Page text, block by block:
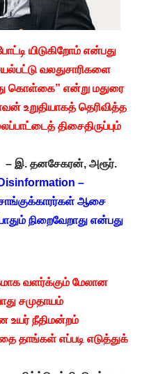
யிடுகிறோம் என்பது
வலதுசாரிகளை
கொள்கை” என்று மதுரை
உறுதியாகத் தெரிவித்த
திசைதிருப்பும்
– இ. தனசேகரன், அரூர்.
–
ஆசை
நிறைவேறாது என்பது
வளர்க்கும் மேலான
சமுதாயம்
உயர் நீதிமன்றம்
தாங்கள் எப்படி எடுத்துக்